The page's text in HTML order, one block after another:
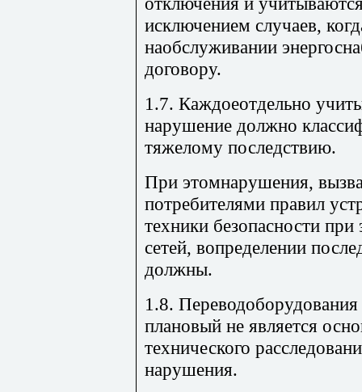
исключением случаев,
наобслуживании
договору.
1.7. Каждоеотдельно
нарушение должно
тяжелому последствию.
При этомнарушения,
потребителями правил
техники безопасности
сетей, вопределении
должны.
1.8.
плановый не является
технического
нарушения.